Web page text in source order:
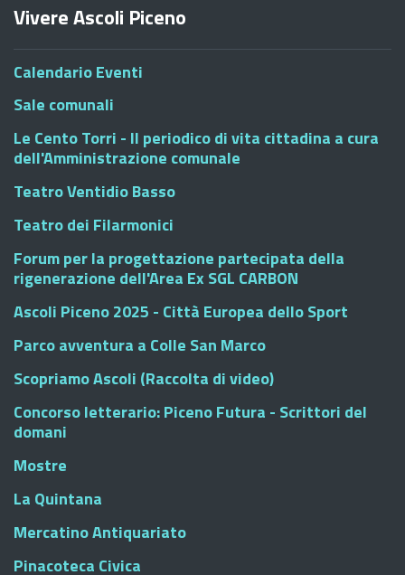
Vivere Ascoli Piceno
Calendario Eventi
Sale comunali
Le Cento Torri - Il periodico di vita cittadina a cura
dell'Amministrazione comunale
Teatro Ventidio Basso
Teatro dei Filarmonici
Forum per la progettazione partecipata della
rigenerazione dell'Area Ex SGL CARBON
Ascoli Piceno 2025 - Città Europea dello Sport
Parco avventura a Colle San Marco
Scopriamo Ascoli (Raccolta di video)
Concorso letterario: Piceno Futura - Scrittori del
domani
Mostre
La Quintana
Mercatino Antiquariato
Pinacoteca Civica